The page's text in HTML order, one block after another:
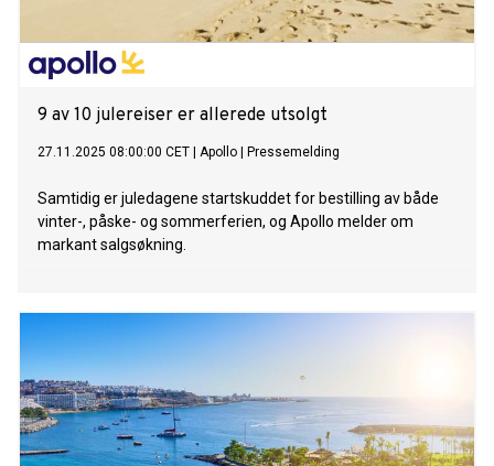
9 av 10 julereiser er allerede utsolgt
27.11.2025 08:00:00 CET Apollo Pressemelding
Samtidig er juledagene startskuddet for bestilling av både
vinter-, påske- og sommerferien, og Apollo melder om
markant salgsøkning.